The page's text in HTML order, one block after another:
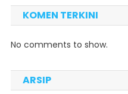
KOMEN TERKINI
No comments to show.
ARSIP